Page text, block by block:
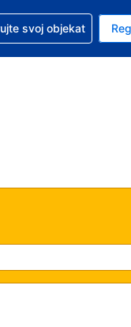
valuta je američki
jezik je
u vezi sa
svoj objekat